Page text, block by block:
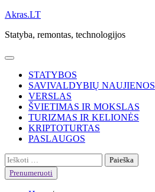
Skip
content
Akras.LT
Statyba, remontas, technologijos
STATYBOS
SAVIVALDYBIŲ NAUJIENOS
VERSLAS
ŠVIETIMAS IR MOKSLAS
TURIZMAS IR KELIONĖS
KRIPTOTURTAS
PASLAUGOS
Ieškoti:
Prenumeruoti